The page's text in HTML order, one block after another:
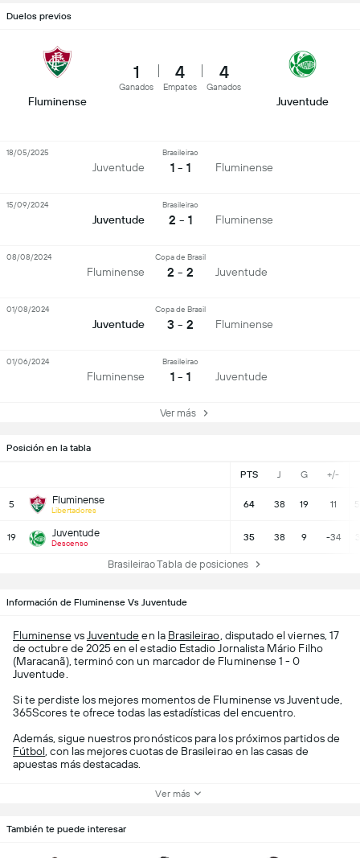
Posición en la tabla
PTS J G +/-
5 Fluminense
Libertadores
64 38 19 11
19 Juventude
Descenso
35 38 9 -34
Brasileirao Tabla de posiciones
Duelos previos
Fluminense
1
Ganados
4
Empates
4
Ganados
Juventude
Juventude
Brasileirao
1 - 1 Fluminense
18/05/2025
Juventude
Brasileirao
2 - 1 Fluminense
15/09/2024
Fluminense
Copa de Brasil
2 - 2 Juventude
08/08/2024
Juventude
Copa de Brasil
3 - 2 Fluminense
01/08/2024
Fluminense
Brasileirao
1 - 1 Juventude
01/06/2024
Ver más
Información de Fluminense Vs Juventude
Fluminensevs Juventudeen la Brasileirao , disputado el viernes, 17
de octubre de 2025 en el estadio Estadio Jornalista Mário Filho
(Maracanã), terminó con un marcador de Fluminense 1 - 0
Juventude.
Si te perdiste los mejores momentos de Fluminense vs Juventude,
365Scores te ofrece todas las estadísticas del encuentro.
Además, sigue nuestros pronósticos para los próximos partidos de
Fútbol , con las mejores cuotas de Brasileirao en las casas de
apuestas más destacadas.
Ver más
También te puede interesar